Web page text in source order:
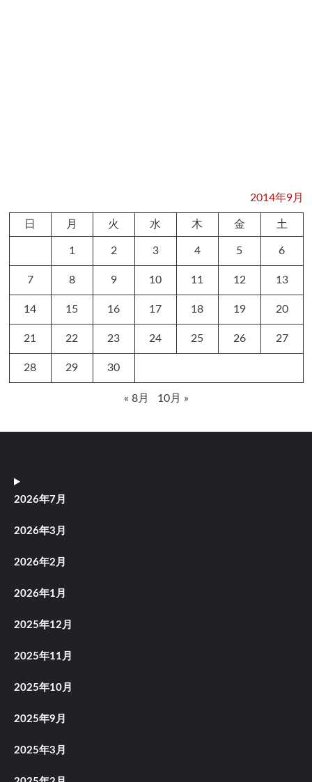
2014年9月
日 月 火 水 木 金 土
1 2 3 4 5 6
7 8 9 10 11 12 13
14 15 16 17 18 19 20
21 22 23 24 25 26 27
28 29 30
« 8月 10月 »
2026年7月
2026年3月
2026年2月
2026年1月
2025年12月
2025年11月
2025年10月
2025年9月
2025年3月